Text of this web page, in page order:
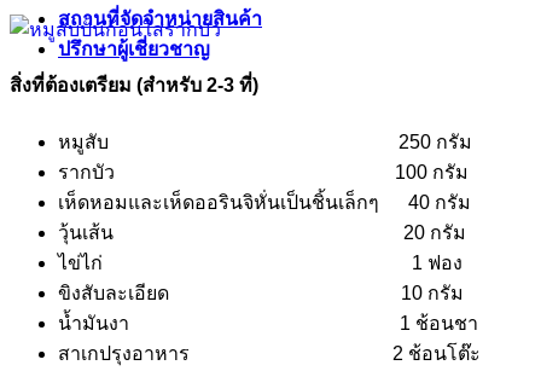
สถานที่จัดจำหน่ายสินค้า
ปรึกษาผู้เชี่ยวชาญ
สิ่งที่ต้องเตรียม (สำหรับ 2-3 ที่)
หมูสับ 250 กรัม
รากบัว 100 กรัม
เห็ดหอมและเห็ดออรินจิหั่นเป็นชิ้นเล็กๆ 40 กรัม
วุ้นเส้น 20 กรัม
ไข่ไก่ 1 ฟอง
ขิงสับละเอียด 10 กรัม
น้ำมันงา 1 ช้อนชา
สาเกปรุงอาหาร 2 ช้อนโต๊ะ